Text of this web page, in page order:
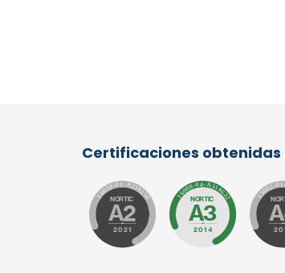
Certificaciones obtenidas